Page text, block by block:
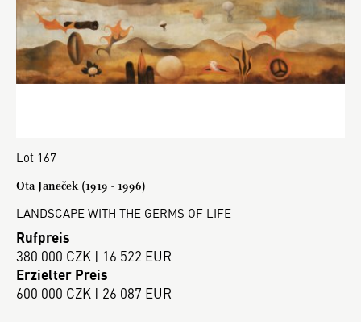
Lot 167
Ota Janeček (1919 - 1996)
LANDSCAPE WITH THE GERMS OF LIFE
Rufpreis
380 000 CZK | 16 522 EUR
Erzielter Preis
600 000 CZK | 26 087 EUR